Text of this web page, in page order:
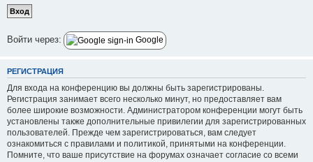
Войти через: Google
РЕГИСТРАЦИЯ
Для входа на конференцию вы должны быть зарегистрированы.
Регистрация занимает всего несколько минут, но предоставляет вам
более широкие возможности. Администратором конференции могут быть
установлены также дополнительные привилегии для зарегистрированных
пользователей. Прежде чем зарегистрироваться, вам следует
ознакомиться с правилами и политикой, принятыми на конференции.
Помните, что ваше присутствие на форумах означает согласие со всеми